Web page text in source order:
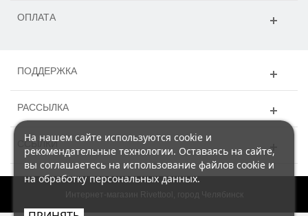
ОПЛАТА
ПОДДЕРЖКА
РАССЫЛКА
ССЫЛКИ
На нашем сайте используются cookie и
рекомендательные технологии. Оставаясь на сайте,
вы соглашаетесь на использование файлов cookie и
на обработку персональных данных.
Интернет-магазин Rivettool, город Челябинск